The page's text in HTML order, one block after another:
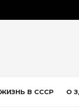
ЖИЗНЬ В СССР О